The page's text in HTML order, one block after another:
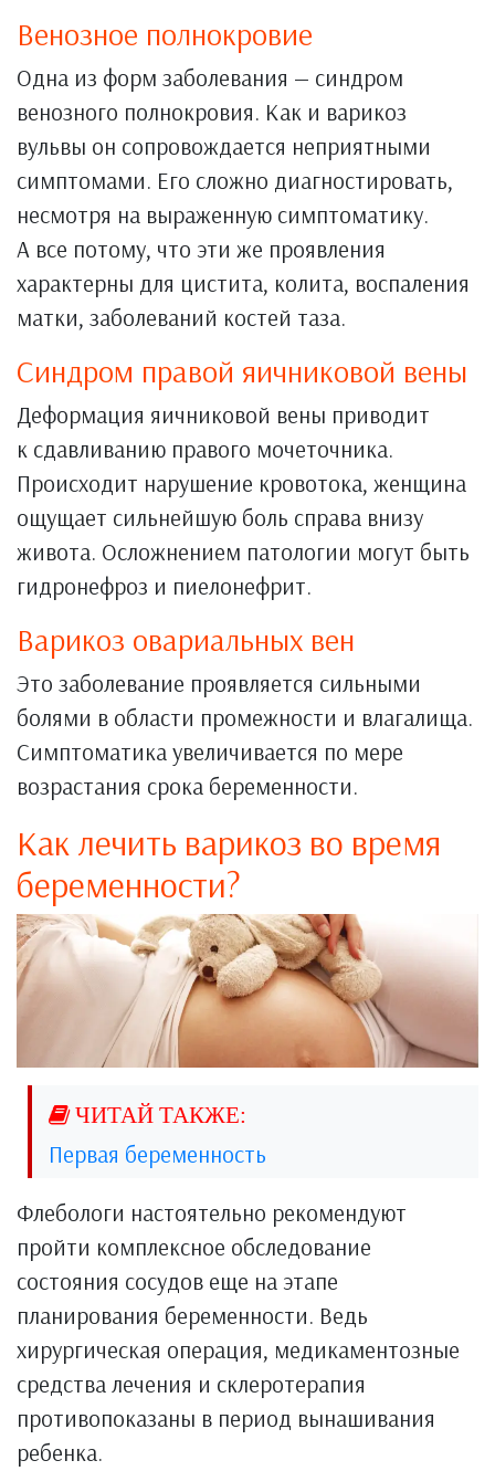
Венозное полнокровие
Одна из форм заболевания — синдром
венозного полнокровия. Как и варикоз
вульвы он сопровождается неприятными
симптомами. Его сложно диагностировать,
несмотря на выраженную симптоматику.
А все потому, что эти же проявления
характерны для цистита, колита, воспаления
матки, заболеваний костей таза.
Синдром правой яичниковой вены
Деформация яичниковой вены приводит
к сдавливанию правого мочеточника.
Происходит нарушение кровотока, женщина
ощущает сильнейшую боль справа внизу
живота. Осложнением патологии могут быть
гидронефроз и пиелонефрит.
Варикоз овариальных вен
Это заболевание проявляется сильными
болями в области промежности и влагалища.
Симптоматика увеличивается по мере
возрастания срока беременности.
Как лечить варикоз во время
беременности?
Первая беременность
Флебологи настоятельно рекомендуют
пройти комплексное обследование
состояния сосудов еще на этапе
планирования беременности. Ведь
хирургическая операция, медикаментозные
средства лечения и склеротерапия
противопоказаны в период вынашивания
ребенка.